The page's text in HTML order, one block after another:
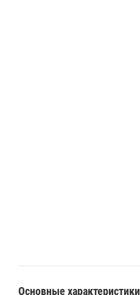
Основные характеристики